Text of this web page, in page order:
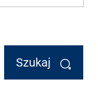
Szukaj